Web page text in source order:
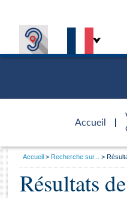
Accueil
d'accueil
Général
Vous
Accueil Recherche sur...
Résultats